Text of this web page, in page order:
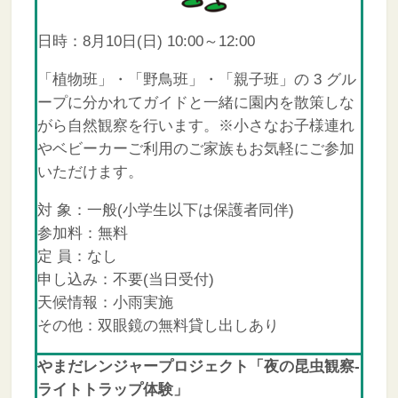
日時：8月10日(日) 10:00～12:00
「植物班」・「野鳥班」・「親子班」の 3 グル
ープに分かれてガイドと一緒に園内を散策しな
がら自然観察を行います。※小さなお子様連れ
やベビーカーご利用のご家族もお気軽にご参加
いただけます。
対 象：一般(小学生以下は保護者同伴)
参加料：無料
定 員：なし
申し込み：不要(当日受付)
天候情報：小雨実施
その他：双眼鏡の無料貸し出しあり
やまだレンジャープロジェクト「夜の昆虫観察‐
ライトトラップ体験」